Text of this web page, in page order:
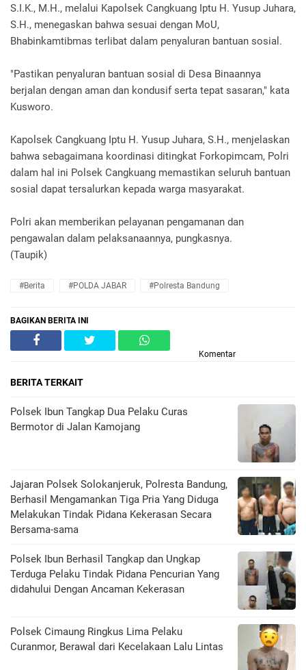
S.I.K., M.H., melalui Kapolsek Cangkuang Iptu H. Yusup Juhara,
S.H., menegaskan bahwa sesuai dengan MoU,
Bhabinkamtibmas terlibat dalam penyaluran bantuan sosial.
"Pastikan penyaluran bantuan sosial di Desa Binaannya
berjalan dengan aman dan kondusif serta tepat sasaran," kata
Kusworo.
Kapolsek Cangkuang Iptu H. Yusup Juhara, S.H., menjelaskan
bahwa sebagaimana koordinasi ditingkat Forkopimcam, Polri
dalam hal ini Polsek Cangkuang memastikan seluruh bantuan
sosial dapat tersalurkan kepada warga masyarakat.
Polri akan memberikan pelayanan pengamanan dan
pengawalan dalam pelaksanaannya, pungkasnya.
(Taupik)
#Berita #POLDA JABAR #Polresta Bandung
BAGIKAN BERITA INI
Komentar
BERITA TERKAIT
Polsek Ibun Tangkap Dua Pelaku Curas
Bermotor di Jalan Kamojang
Jajaran Polsek Solokanjeruk, Polresta Bandung,
Berhasil Mengamankan Tiga Pria Yang Diduga
Melakukan Tindak Pidana Kekerasan Secara
Bersama-sama
Polsek Ibun Berhasil Tangkap dan Ungkap
Terduga Pelaku Tindak Pidana Pencurian Yang
didahului Dengan Ancaman Kekerasan
Polsek Cimaung Ringkus Lima Pelaku
Curanmor, Berawal dari Kecelakaan Lalu Lintas